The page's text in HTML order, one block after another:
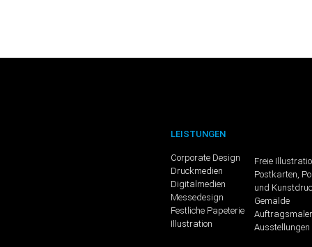
LEISTUNGEN
Corporate Design
Druckmedien
Digitalmedien
Messedesign
Festliche Papeterie
Illustration
Freie
Postkarten,
und
Gemälde
Ausstellungen